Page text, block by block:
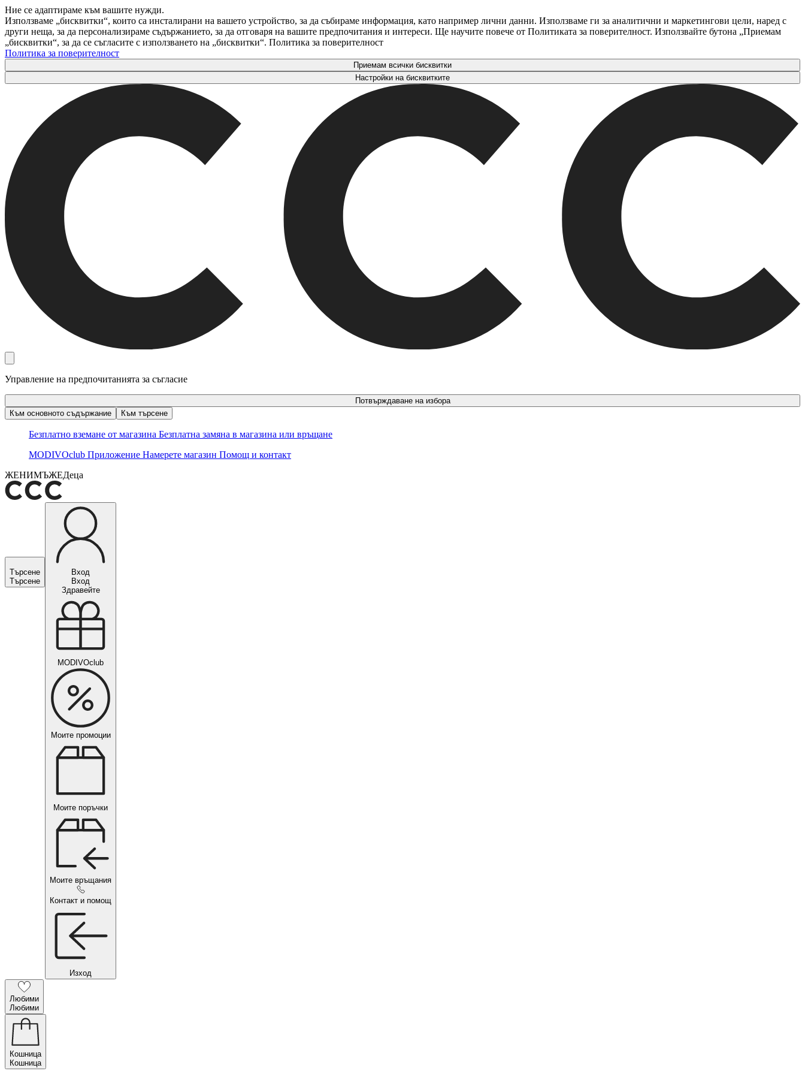
Ние се адаптираме към вашите нужди.
Използваме „бисквитки“, които са инсталирани на вашето устройство, за да събираме информация, като например лични данни. Използваме ги за аналитични и маркетингови цели, наред с
други неща, за да персонализираме съдържанието, за да отговаря на вашите предпочитания и интереси. Ще научите повече от Политиката за поверителност. Използвайте бутона „Приемам
„бисквитки“, за да се съгласите с използването на „бисквитки“. Политика за поверителност
Политика за поверителност
Приемам всички бисквитки
Настройки на бисквитките
Управление на предпочитанията за съгласие
Потвърждаване на избора
Към основното съдържание
Към търсене
Безплатно вземане от магазина Безплатна замяна в магазина или връщане
MODIVOclub Приложение Намерете магазин Помощ и контакт
ЖЕНИМЪЖЕДеца
Търсене
Търсене
Вход
Вход
Здравейте
MODIVOclub
Моите промоции
Моите поръчки
Моите връщания
Контакт и помощ
Изход
Любими
Любими
Кошница
Кошница